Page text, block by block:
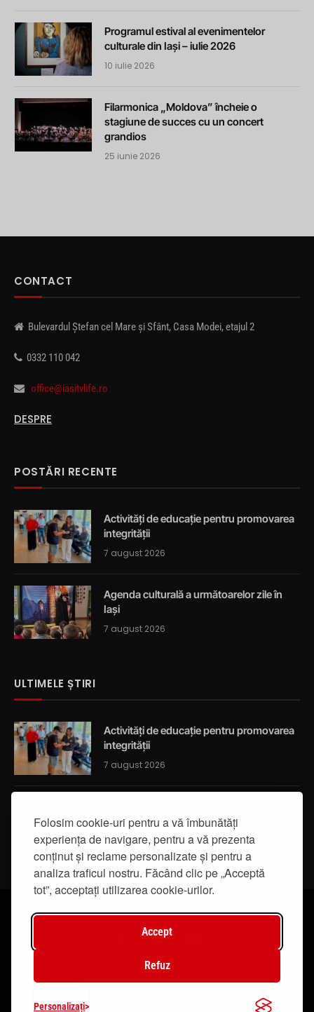
Folosim cookie-uri pentru a vă îmbunătăți
experiența de navigare, pentru a vă prezenta
conținut și reclame personalizate și pentru a
analiza traficul nostru. Făcând clic pe „Acceptă
tot”, acceptați utilizarea cookie-urilor.
Accept
Refuz
Personalizați
Programul estival al evenimentelor
culturale din Iași – iulie 2026
10 iulie 2026
Filarmonica „Moldova” încheie o
stagiune de succes cu un concert
grandios
25 iunie 2026
CONTACT
Bulevardul Ștefan cel Mare și Sfânt, Casa Modei, etajul 2
0332 110 042
office@iasitvlife.ro
DESPRE
POSTĂRI RECENTE
Activități de educație pentru promovarea
integrității
7 august 2026
Agenda culturală a următoarelor zile în
Iași
7 august 2026
ULTIMELE ȘTIRI
Activități de educație pentru promovarea
integrității
7 august 2026
Iași
7 august 2026
© 2019 - IasiTV Life. Toate drepturile rezervate.